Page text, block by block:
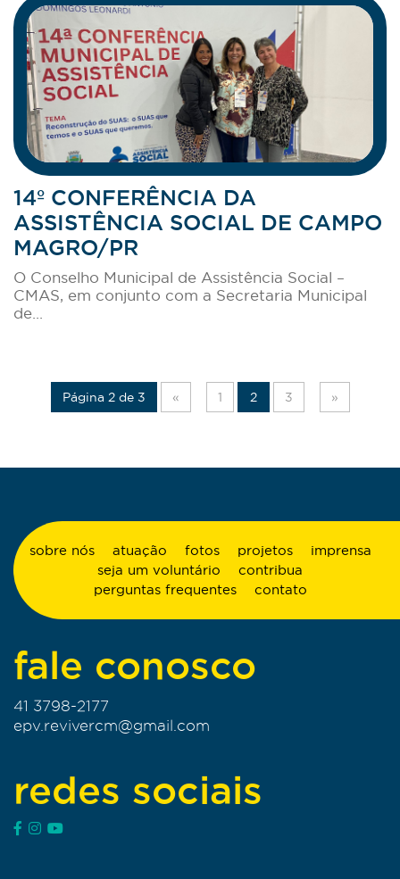
14º CONFERÊNCIA DA
ASSISTÊNCIA SOCIAL DE CAMPO
MAGRO/PR
O Conselho Municipal de Assistência Social –
CMAS, em conjunto com a Secretaria Municipal
de...
Página 2 de 3 « 1 2 3 »
sobre nós atuação fotos projetos
imprensa
seja um voluntário
contribua
perguntas frequentes
contato
fale conosco
41 3798-2177
epv.revivercm@gmail.com
redes sociais